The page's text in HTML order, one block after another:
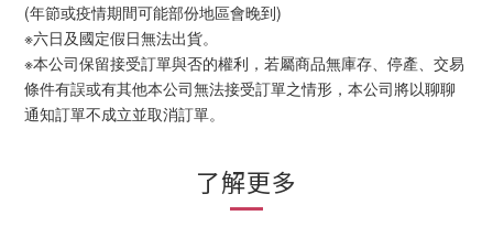
(年節或疫情期間可能部份地區會晚到)
※六日及國定假日無法出貨。
※本公司保留接受訂單與否的權利，若屬商品無庫存、停產、交易
條件有誤或有其他本公司無法接受訂單之情形，本公司將以聊聊
通知訂單不成立並取消訂單。
了解更多